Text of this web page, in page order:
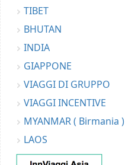
TIBET
BHUTAN
INDIA
GIAPPONE
VIAGGI DI GRUPPO
VIAGGI INCENTIVE
MYANMAR ( Birmania )
LAOS